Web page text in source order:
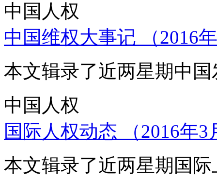
中国人权
中国维权大事记 （2016
本文辑录了近两星期中
中国人权
国际人权动态 （2016年
本文辑录了近两星期国